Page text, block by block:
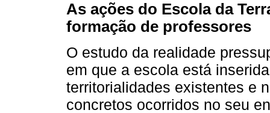
As ações do Escola da
formação de professores
O estudo da realidade
em que a escola está
territorialidades existentes e
concretos ocorridos no seu